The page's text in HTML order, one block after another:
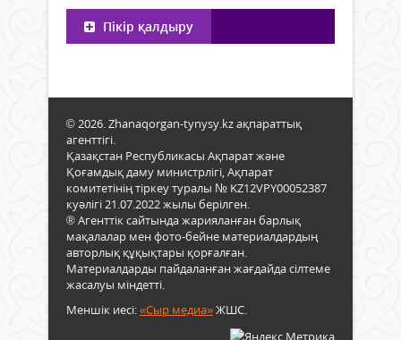
Пікір қалдыру
© 2026. Zhanaqorgan-tynysy.kz ақпараттық
агенттігі.
Қазақстан Республикасы Ақпарат және
Қоғамдық даму министрлігі, Ақпарат
комитетінің тіркеу туралы № KZ12VPY00052387
куәлігі 21.07.2022 жылы берілген.
® Агенттік сайтында жарияланған барлық
мақалалар мен фото-бейне материалдардың
авторлық құқықтары қорғалған.
Материалдарды пайдаланған жағдайда сілтеме
жасалуы міндетті.
Меншік иесі:«Сыр медиа»ЖШС.